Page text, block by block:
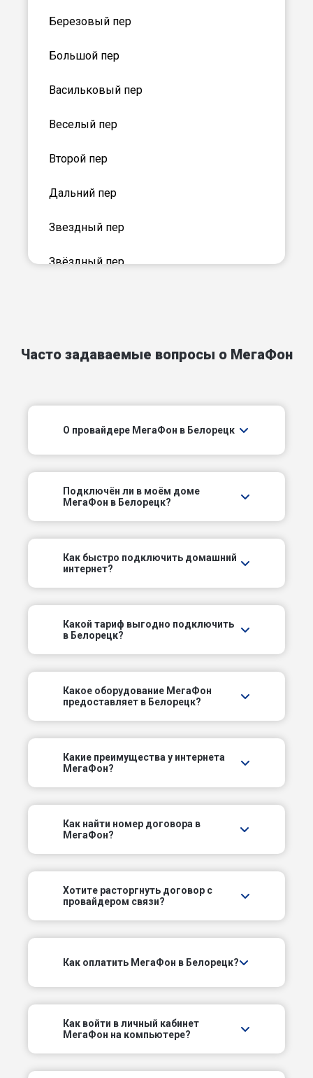
Березовый пер
Большой пер
Васильковый пер
Веселый пер
Второй пер
Дальний пер
Звездный пер
Звёздный пер
Космонавтов пер
Метизный пер
Николаевский пер
Парковый пер
Первый пер
Полевой пер
Пролетарский пер
Промышленный пер
Пуховский пер
Пятый пер
Рябовский пер
Тирлянский пер
Третий пер
Часто задаваемые вопросы о МегаФон
О провайдере МегаФон в Белорецк
Подключëн ли в моём доме
МегаФон в Белорецк?
Как быстро подключить домашний
интернет?
Какой тариф выгодно подключить
в Белорецк?
Какое оборудование МегаФон
предоставляет в Белорецк?
Какие преимущества у интернета
МегаФон?
Как найти номер договора в
МегаФон?
Хотите расторгнуть договор с
провайдером связи?
Как оплатить МегаФон в Белорецк?
Как войти в личный кабинет
МегаФон на компьютере?